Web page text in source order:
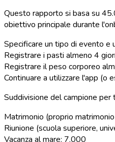
Questo rapporto si basa su
obiettivo principale durante
Specificare un tipo di evento
Registrare i pasti almeno 4
Registrare il peso corporeo
Continuare a utilizzare l'app (o
Suddivisione del campione per
Matrimonio (proprio
Riunione (scuola superiore,
Vacanza al mare: 7.000